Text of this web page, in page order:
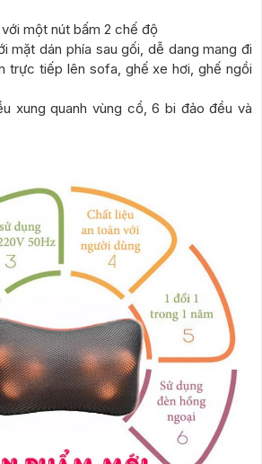
một nút bấm 2 chế độ
mặt dán phía sau gối, dễ dang mang đi
trực tiếp lên sofa, ghế xe hơi, ghế ngồi
xung quanh vùng cổ, 6 bi đảo đều và